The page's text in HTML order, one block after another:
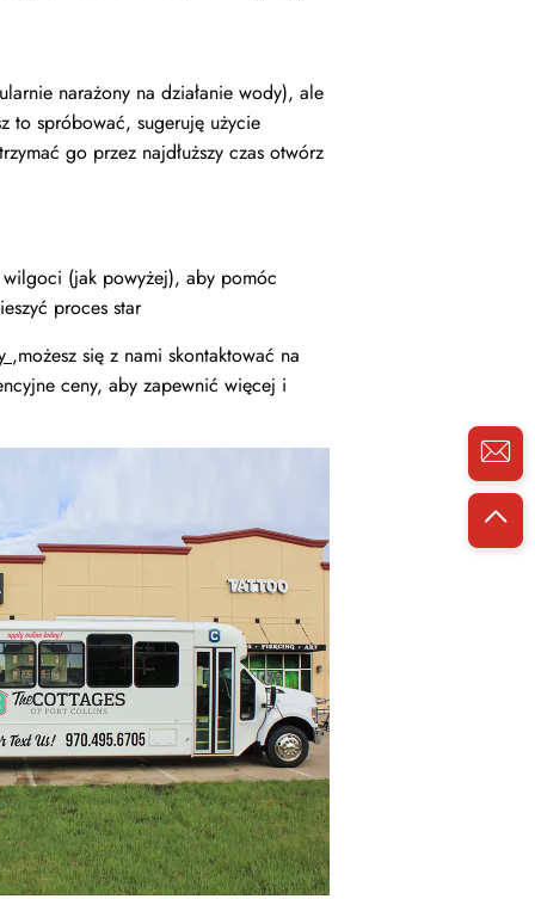
narażony na działanie wody), ale
to spróbować, sugeruję użycie
go przez najdłuższy czas otwórz
(jak powyżej), aby pomóc
proces star
,możesz się z nami skontaktować na
ceny, aby zapewnić więcej i